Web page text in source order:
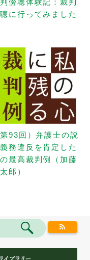
に行ってみました
第93回）弁護士の説
務違反を肯定した
最高裁判例（加藤
郎）